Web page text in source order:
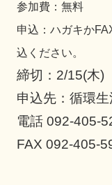
参加費：無料
申込：ハガキか
込ください。
締切：2/15(木)
申込先：循環
電話 092-405-
FAX 092-405-